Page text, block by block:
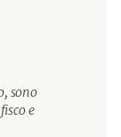
sono
e